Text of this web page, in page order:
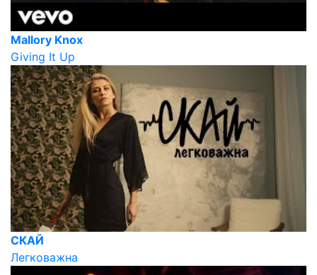
Mallory Knox
Giving It Up
СКАЙ
Легковажна